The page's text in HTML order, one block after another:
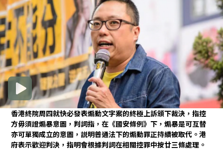
香港終院周四就快必發表煽動文字案的終極上訴頒下裁決，指控
方毋須證煽暴意圖，判詞指，在《國安條例》下，煽暴是可互替
亦可單獨成立的意圖，説明普通法下的煽動罪正持續被取代。港
府表示歡迎判決，指明會根據判詞在相關控罪中按廿三條處理。